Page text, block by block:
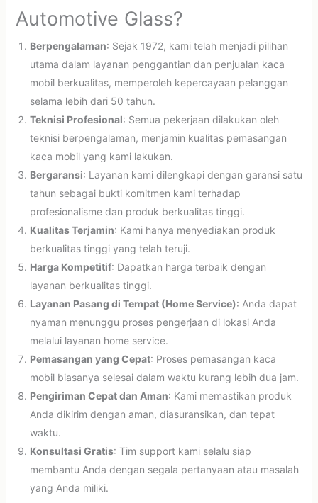
Automotive Glass?
Berpengalaman: Sejak 1972, kami telah menjadi pilihan
utama dalam layanan penggantian dan penjualan kaca
mobil berkualitas, memperoleh kepercayaan pelanggan
selama lebih dari 50 tahun.
Teknisi Profesional: Semua pekerjaan dilakukan oleh
teknisi berpengalaman, menjamin kualitas pemasangan
kaca mobil yang kami lakukan.
Bergaransi: Layanan kami dilengkapi dengan garansi satu
tahun sebagai bukti komitmen kami terhadap
profesionalisme dan produk berkualitas tinggi.
Kualitas Terjamin: Kami hanya menyediakan produk
berkualitas tinggi yang telah teruji.
Harga Kompetitif: Dapatkan harga terbaik dengan
layanan berkualitas tinggi.
Layanan Pasang di Tempat (Home Service): Anda dapat
nyaman menunggu proses pengerjaan di lokasi Anda
melalui layanan home service.
Pemasangan yang Cepat: Proses pemasangan kaca
mobil biasanya selesai dalam waktu kurang lebih dua jam.
Pengiriman Cepat dan Aman: Kami memastikan produk
Anda dikirim dengan aman, diasuransikan, dan tepat
waktu.
Konsultasi Gratis: Tim support kami selalu siap
membantu Anda dengan segala pertanyaan atau masalah
yang Anda miliki.